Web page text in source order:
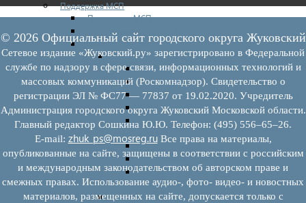
Поддержка МСП
Поддержка МСП
Финансовая поддержка
Имущественная поддержка
Нормативно-правовые акты
Федеральное законодательство
Региональное законодательство
Порядок формирования и ведения
Порядок предоставления имущества из
Нормативные правовые акты по
Административные регламенты
Программы по развитию МСП
Нормативные правовые акты по
мерам поддержки субъектов МСП
Имущество для бизнеса
© 2026 Официальный сайт городского округа Жуковский
Сетевое издание «Жуковский.ру» зарегистрировано в Федеральной
службе по надзору в сфере связи, информационных технологий и
массовых коммуникаций (Роскомнадзор). Свидетельство о
регистрации ЭЛ № ФС77 — 77837 от 19.02.2020. Учредитель
Администрация городского округа Жуковский Московской области.
Главный редактор Сошкина Ю.Ю. Телефон: (495) 556–65–26.
E‑mail: zhuk_ps@mosreg.ruВсе права на материалы,
опубликованные на сайте, защищены в соответствии с российским
и международным законодательством об авторском праве и
смежных правах. Использование аудио-, фото- видео- и новостных
материалов, размещенных на сайте, допускается только с